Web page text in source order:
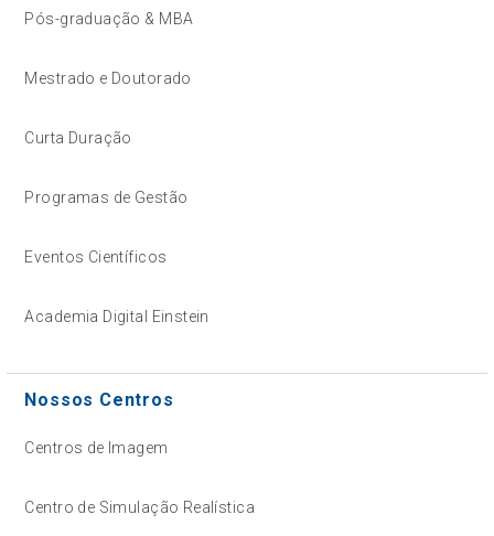
Pós-graduação & MBA
Mestrado e Doutorado
Curta Duração
Programas de Gestão
Eventos Científicos
Academia Digital Einstein
Nossos Centros
Centros de Imagem
Centro de Simulação Realística